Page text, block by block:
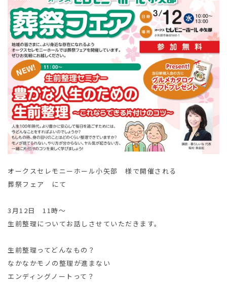
オークスセレモニーホール小矢部 様で開催される
葬祭フェア にて
3月12日 11時～
生前整理についてお話しさせていただきます。
生前整理ってどんなもの？
なかなかモノの整理が進まない
エンディングノートって？